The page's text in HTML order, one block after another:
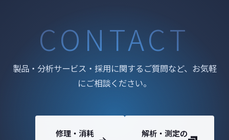
CONTACT
製品・分析サービス・採用に関するご質問など、お気軽
にご相談ください。
修理・消耗
解析・測定の